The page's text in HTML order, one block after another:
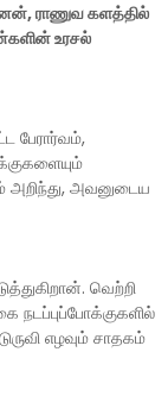
ராணுவ களத்தில்
உரசல்
பேரார்வம்,
அறிந்து, அவனுடைய
வெற்றி
நடப்புப்போக்குகளில்
எழவும் சாதகம்